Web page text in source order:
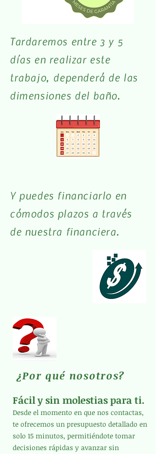
Tardaremos entre 3 y 5
días en realizar este
trabajo, dependerá de las
dimensiones del baño.
Y puedes financiarlo en
cómodos plazos a través
de nuestra financiera.
¿Por qué nosotros?
Fácil y sin molestias para ti.
Desde el momento en que nos contactas,
te ofrecemos un presupuesto detallado en
solo 15 minutos, permitiéndote tomar
decisiones rápidas y avanzar sin